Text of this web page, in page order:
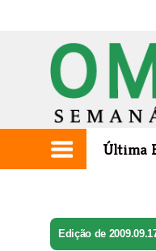
Última
Edição de